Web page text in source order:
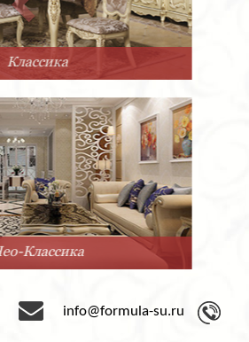
Минимализм
info@formula-su.ru